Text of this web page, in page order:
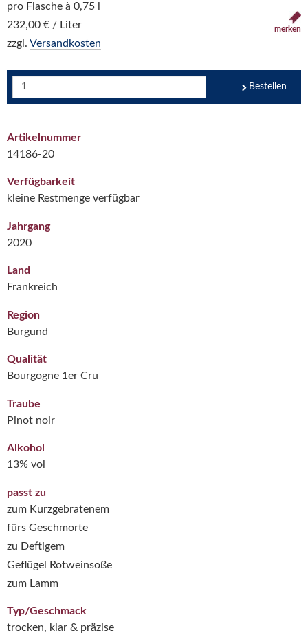
pro Flasche à 0,75 l
232,00 € / Liter
zzgl. Versandkosten
merken
Bestellen
Artikelnummer
14186-20
Verfügbarkeit
kleine Restmenge verfügbar
Jahrgang
2020
Land
Frankreich
Region
Burgund
Qualität
Bourgogne 1er Cru
Traube
Pinot noir
Alkohol
13% vol
passt zu
zum Kurzgebratenem
fürs Geschmorte
zu Deftigem
Geflügel Rotweinsoße
zum Lamm
Typ/Geschmack
trocken, klar & präzise